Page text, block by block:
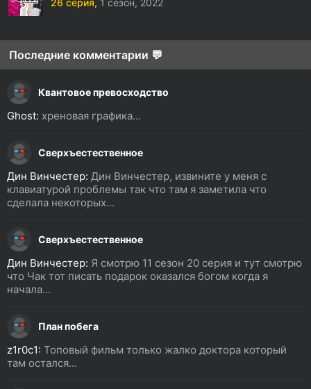
26 серия, 1 сезон, 2022
Последние комментарии 💬
Квантовое превосходство
Ghost: хреновая графика...
Сверхъестественное
Дин Винчестер: Дин Винчестер, извините у меня с
клавиатурой проблемы так что там я заметила что
сделала некоторых...
Сверхъестественное
Дин Винчестер: Я смотрю 11 сезон 20 серия и тут смотрю
что Чак тот писать подарок оказался богом когда я
начала...
План побега
z1r0c1: Топовый фильм только жалко доктора который
там остался...